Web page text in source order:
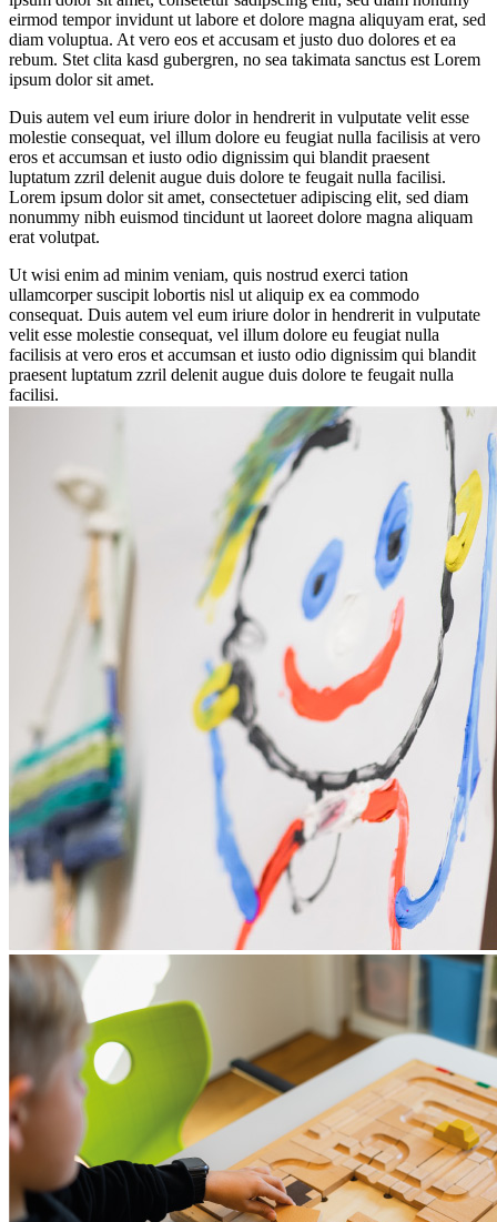
eirmod tempor invidunt ut labore et dolore magna aliquyam erat, sed
diam voluptua. At vero eos et accusam et justo duo dolores et ea
rebum. Stet clita kasd gubergren, no sea takimata sanctus est Lorem
ipsum dolor sit amet.
Duis autem vel eum iriure dolor in hendrerit in vulputate velit esse
molestie consequat, vel illum dolore eu feugiat nulla facilisis at vero
eros et accumsan et iusto odio dignissim qui blandit praesent
luptatum zzril delenit augue duis dolore te feugait nulla facilisi.
Lorem ipsum dolor sit amet, consectetuer adipiscing elit, sed diam
nonummy nibh euismod tincidunt ut laoreet dolore magna aliquam
erat volutpat.
Ut wisi enim ad minim veniam, quis nostrud exerci tation
ullamcorper suscipit lobortis nisl ut aliquip ex ea commodo
consequat. Duis autem vel eum iriure dolor in hendrerit in vulputate
velit esse molestie consequat, vel illum dolore eu feugiat nulla
facilisis at vero eros et accumsan et iusto odio dignissim qui blandit
praesent luptatum zzril delenit augue duis dolore te feugait nulla
facilisi.